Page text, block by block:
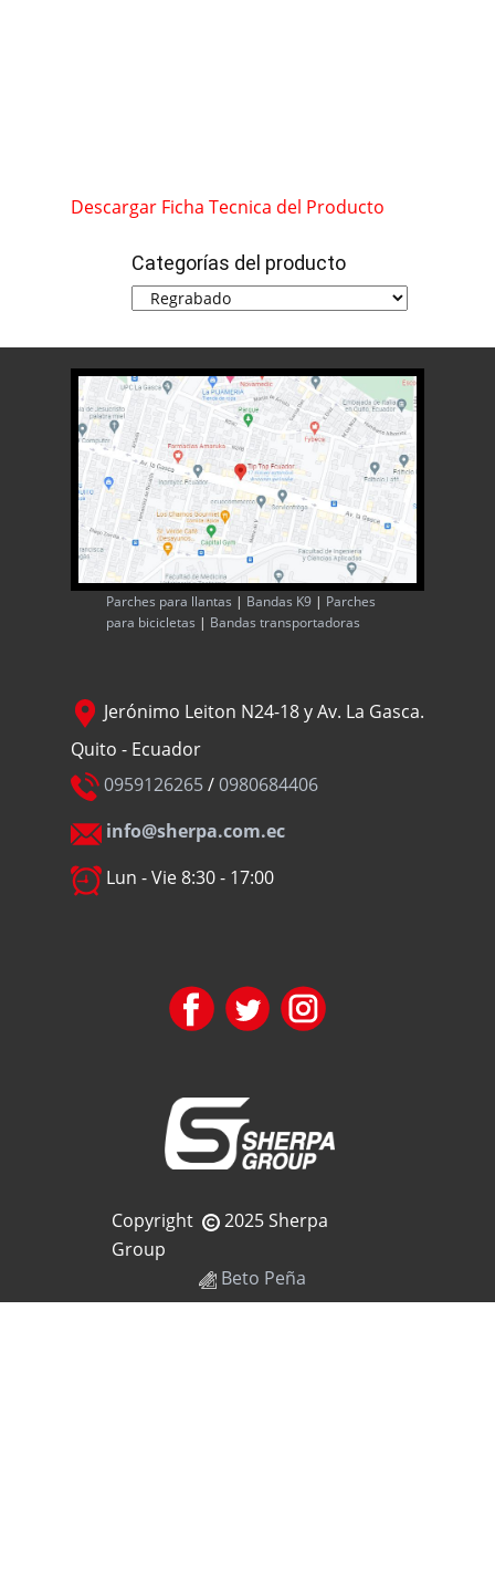
Descargar Ficha Tecnica del Producto
Categorías del producto
Parches para llantas | Bandas K9 | Parches
para bicicletas | Bandas transportadoras
Jerónimo Leiton N24-18 y Av. La Gasca.
Quito - Ecuador
0959126265/0980684406
info@sherpa.com.ec
Lun - Vie 8:30 - 17:00
Copyright
2025 Sherpa
Group
Beto Peña